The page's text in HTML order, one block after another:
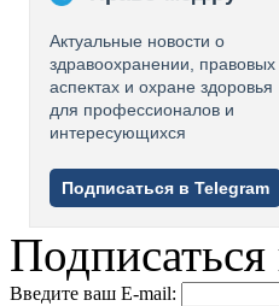
Актуальные новости о
здравоохранении, правовых
аспектах и охране здоровья
для профессионалов и
интересующихся
Подписаться в Telegram
Введите ваш E-mail: